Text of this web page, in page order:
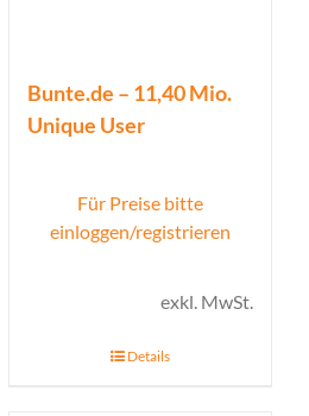
Bunte.de – 11,40 Mio.
Unique User
Für Preise bitte
einloggen/registrieren
exkl. MwSt.
Details